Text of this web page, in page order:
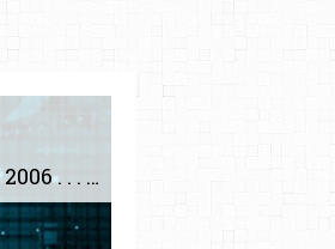
Le plus gros site de philosophie de France ! ABONNEZ-VOUS ! 4115 Articles, 1634 abonné·e·s, depuis 2006 . . . . . . . . 2 852 214 pages vues jusqu'à présent. Prestance et être apte à un plus grand nombre de choses.